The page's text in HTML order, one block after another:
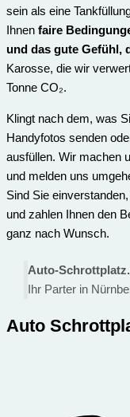
sein als eine
Ihnen faire
und das gute Gefühl,
Karosse, die wir
Tonne CO₂.
Klingt nach dem, was
Handyfotos senden
ausfüllen. Wir machen
und melden uns
Sind Sie
und zahlen Ihnen den
ganz nach Wunsch.
Auto-
Ihr Parter in
Auto